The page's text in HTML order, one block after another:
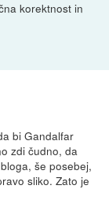
korektnost in
bi Gandalfar
zdi čudno, da
še posebej,
sliko. Zato je